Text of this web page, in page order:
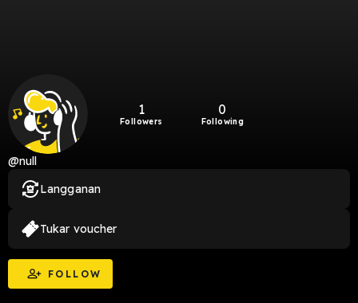
1
Followers
0
Following
@null
FOLLOW
Langganan
Tukar voucher